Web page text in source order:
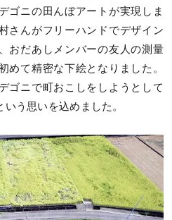
ゴニの田んぼアートが実現しま
さんがフリーハンドでデザイン
おだあしメンバーの友人の測量
めて精密な下絵となりました。
ゴニで町おこしをしようとして
う思いを込めました。